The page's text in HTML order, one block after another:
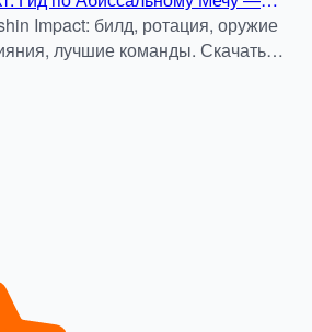
Impact: билд, ротация, оружие
лучшие команды. Скачать